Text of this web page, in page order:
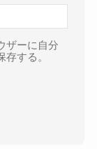
ザーに自分
する。